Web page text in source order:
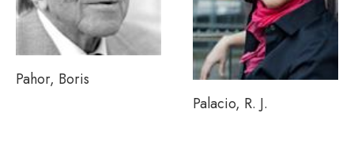
Pahor, Boris
Palacio, R. J.